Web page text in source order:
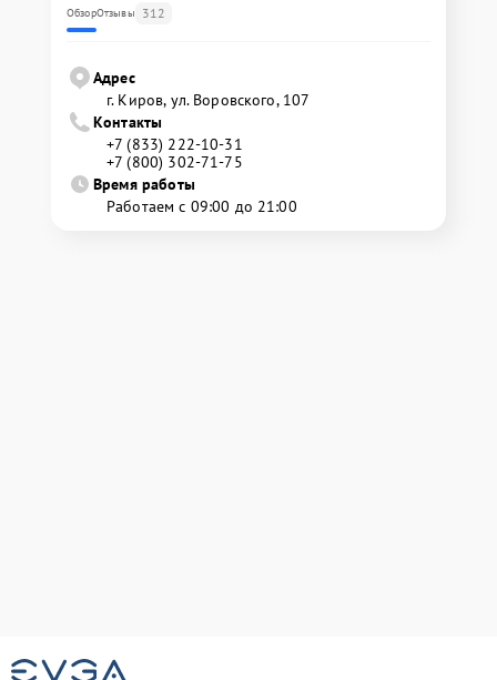
ОбзорОтзывы 312
Адрес
г. Киров, ул. Воровского, 107
Контакты
+7 (833) 222-10-31
+7 (800) 302-71-75
Время работы
Работаем с 09:00 до 21:00